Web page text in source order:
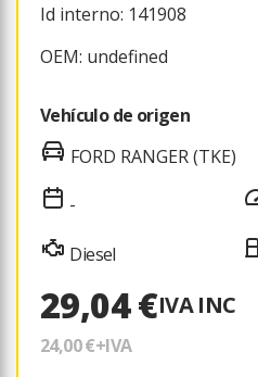
Id interno: 141908
OEM: undefined
Vehículo de origen
FORD RANGER (TKE)
-
Diesel
29,04 €IVA INC
24,00 €+IVA